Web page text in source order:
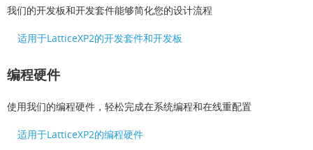
我们的开发板和开发套件能够简化您的设计流程
适用于LatticeXP2的开发套件和开发板
编程硬件
使用我们的编程硬件，轻松完成在系统编程和在线重配置
适用于LatticeXP2的编程硬件